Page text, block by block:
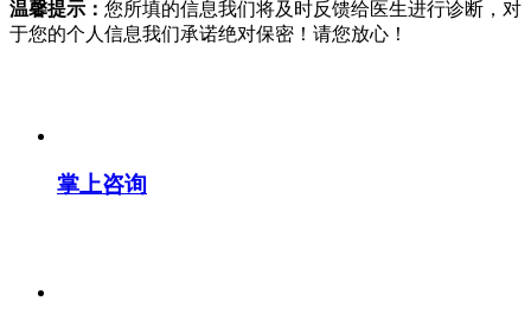
温馨提示： 您所填的信息我们将及时反馈给医生进行诊断，对
于您的个人信息我们承诺绝对保密！请您放心！
掌上咨询